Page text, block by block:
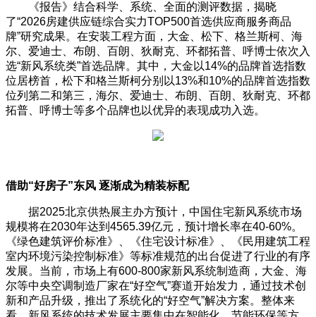
《报告》结合科学、系统、全面的测评数据，揭晓
了“2026房建供应链综合实力TOP500首选供应商服务商品
牌”研究成果。在安装工程方面，大金、松下、格兰斯柯、海
尔、爱迪士、布朗、百朗、狄耐克、环都拓普、呼博士依次入
选“新风系统类”首选品牌。其中，大金以14%的品牌首选指数
位居榜首，松下和格兰斯柯分别以13%和10%的品牌首选指数
位列第二和第三，海尔、爱迪士、布朗、百朗、狄耐克、环都
拓普、呼博士等多个品牌也以优异的表现成功入选。
借助“好房子”东风 逐渐成为精装标配
据2025北京供热展主办方预计，中国住宅新风系统市场
规模将在2030年达到4565.39亿元，预计增长率在40-60%。
《绿色建筑评价标准》、《住宅设计标准》、《民用建筑工程
室内环境污染控制标准》等标准规范的出台促进了行业的有序
发展。当前，市场上有600-800家新风系统制造商，大金、海
尔等中央空调制造厂家在“好空气”赛道开始发力，通过技术创
新和产品升级，推出了系统化的“好空气”解决方案。整体来